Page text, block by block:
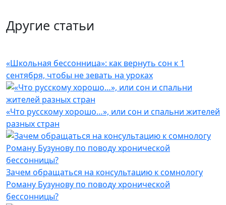
Другие статьи
«Школьная бессонница»: как вернуть сон к 1
сентября, чтобы не зевать на уроках
«Что русскому хорошо…», или сон и спальни жителей
разных стран
Зачем обращаться на консультацию к сомнологу
Роману Бузунову по поводу хронической
бессонницы?